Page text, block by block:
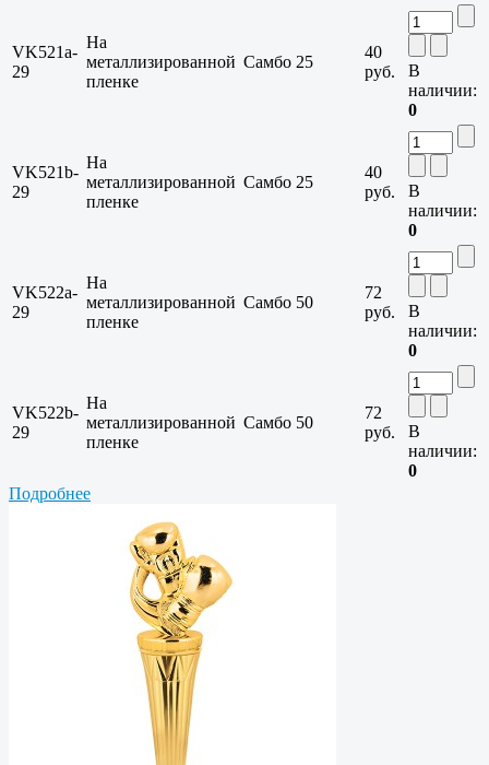
VK521a-
29
На
металлизированной
пленке
Самбо 25
40
руб.
В
наличии:
0
VK521b-
29
На
металлизированной
пленке
Самбо 25
40
руб.
В
наличии:
0
VK522a-
29
На
металлизированной
пленке
Самбо 50
72
руб.
В
наличии:
0
VK522b-
29
На
металлизированной
пленке
Самбо 50
72
руб.
В
наличии:
0
Подробнее